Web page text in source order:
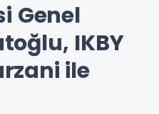
Genel
IKBY
ile